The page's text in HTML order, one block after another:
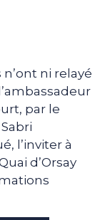
n’ont ni relayé
par le
l’inviter à
d’Orsay